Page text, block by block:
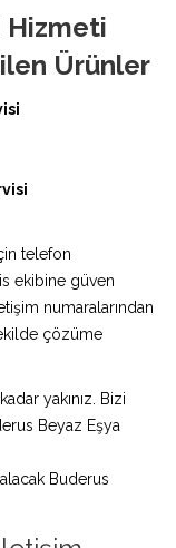
Hizmeti
Ürünler
telefon
ekibine güven
numaralarından
çözüme
yakınız. Bizi
Beyaz Eşya
Buderus